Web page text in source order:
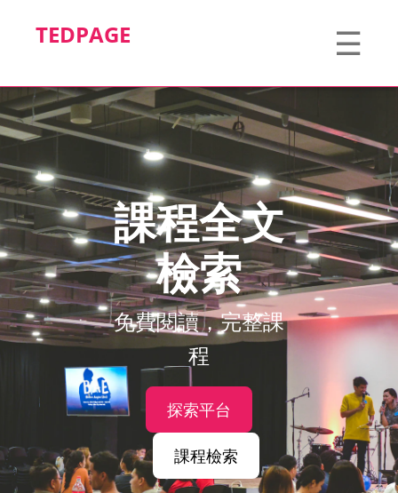
TEDPAGE ☰
課程全文
檢索
免費閱讀，完整課
程
探索平台
課程檢索